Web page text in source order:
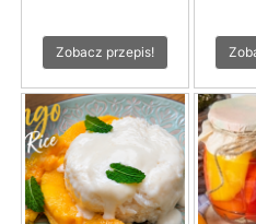
Zobacz przepis!